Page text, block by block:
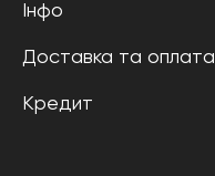
Інфо
Доставка та оплата
Кредит